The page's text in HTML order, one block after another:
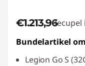
€1.213,96Recupel
Bundelartikel
Legion Go S